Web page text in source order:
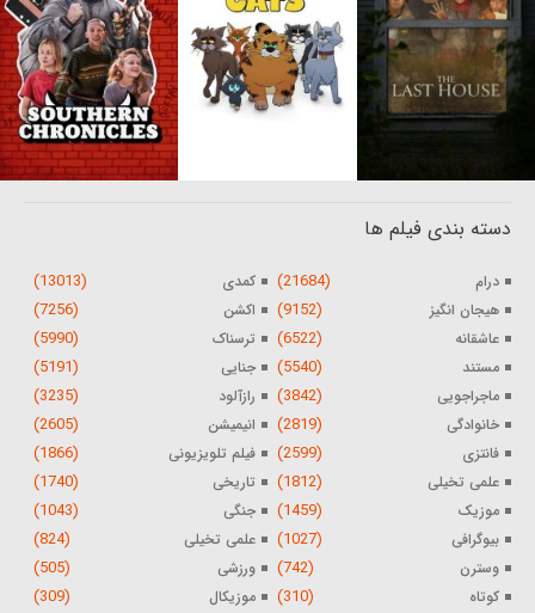
دسته بندی فیلم ها
درام (21684) کمدی (13013)
هیجان انگیز (9152) اکشن (7256)
عاشقانه (6522) ترسناک (5990)
مستند (5540) جنایی (5191)
ماجراجویی (3842) رازآلود (3235)
خانوادگی (2819) انیمیشن (2605)
فانتزی (2599) فیلم تلویزیونی (1866)
علمی تخیلی (1812) تاریخی (1740)
موزیک (1459) جنگی (1043)
بیوگرافی (1027) علمی تخیلی (824)
وسترن (742) ورزشی (505)
کوتاه (310) موزیکال (309)